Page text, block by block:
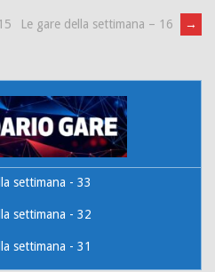
Le gare della settimana – 16 →
settimana - 33
settimana - 32
settimana - 31